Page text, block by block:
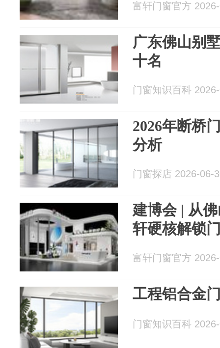
富轩门窗官方
广东佛山别
十名
门窗知识百科
2026年断桥
分析
门窗探店 2026-06-
建博会 | 从
轩硬核解锁
富轩门窗官方
工程铝合金
门窗知识百科